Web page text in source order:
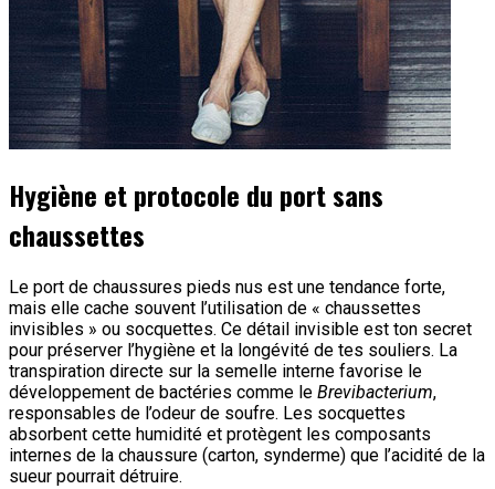
Hygiène et protocole du port sans
chaussettes
Le port de chaussures pieds nus est une tendance forte,
mais elle cache souvent l’utilisation de « chaussettes
invisibles » ou socquettes. Ce détail invisible est ton secret
pour préserver l’hygiène et la longévité de tes souliers. La
transpiration directe sur la semelle interne favorise le
développement de bactéries comme le Brevibacterium,
responsables de l’odeur de soufre. Les socquettes
absorbent cette humidité et protègent les composants
internes de la chaussure (carton, synderme) que l’acidité de la
sueur pourrait détruire.